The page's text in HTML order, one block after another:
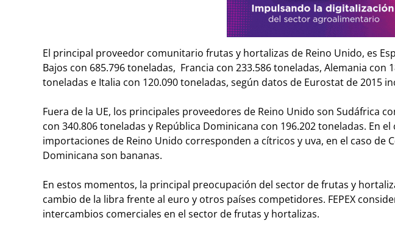
El principal proveedor comunitario frutas y hortalizas de Reino Unido, es
Bajos con 685.796 toneladas, Francia con 233.586 toneladas, Alemania con
toneladas e Italia con 120.090 toneladas, según datos de Eurostat de 2015
Fuera de la UE, los principales proveedores de Reino Unido son Sudáfrica
con 340.806 toneladas y República Dominicana con 196.202 toneladas. En
importaciones de Reino Unido corresponden a cítricos y uva, en el caso de
Dominicana son bananas.
En estos momentos, la principal preocupación del sector de frutas y
cambio de la libra frente al euro y otros países competidores. FEPEX
intercambios comerciales en el sector de frutas y hortalizas.